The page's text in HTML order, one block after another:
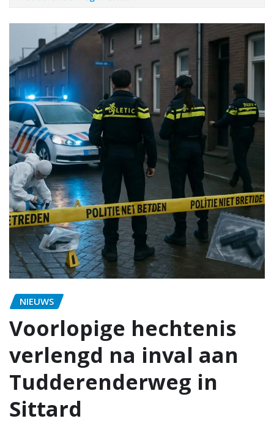
NIEUWS
Voorlopige hechtenis
verlengd na inval aan
Tudderenderweg in
Sittard